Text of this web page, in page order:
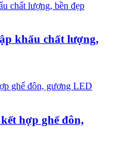
khẩu chất lượng,
hợp ghế đôn,